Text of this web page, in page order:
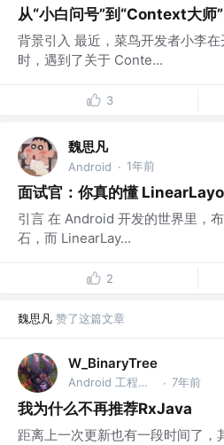
从“小白问号”到“Context大师
背景引入 最近，菜鸟开发者小李
时，遇到了关于 Conte...
3
魏思凡
Android · 1年前
面试官：你真的懂
引言 在 Android 开发的世界里，
石，而 LinearLay...
2
魏思凡 赞了这篇文章
W_BinaryTree
Android 工程师 @无业 · 7年前
我为什么不再推荐RxJava
距离上一次更新也有一段时间了，